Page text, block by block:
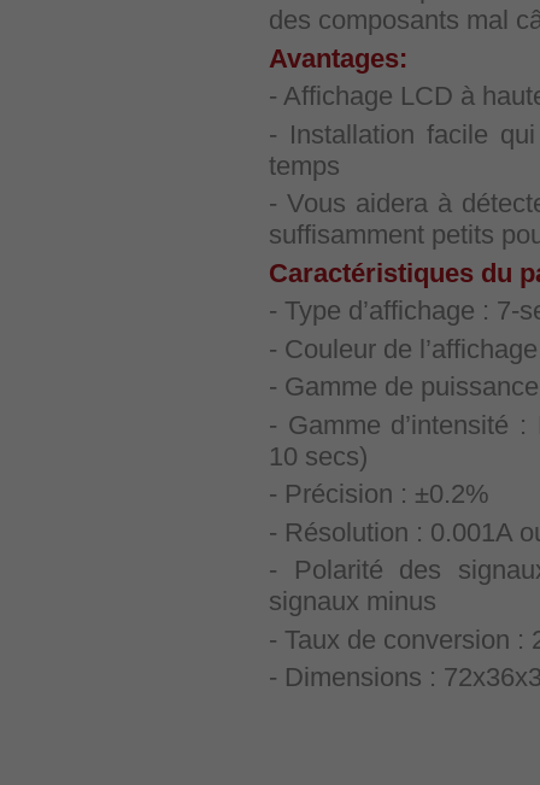
des composants mal
Avantages:
- Affichage LCD à
- Installation facile
temps
- Vous aidera à
suffisamment petits
Caractéristiques du
- Type d’affichage : 7-
- Couleur de
- Gamme de
- Gamme d’intensité
10 secs)
- Précision : ±0.2%
- Résolution : 0.001A
- Polarité des
signaux minus
- Taux de conversion :
- Dimensions :